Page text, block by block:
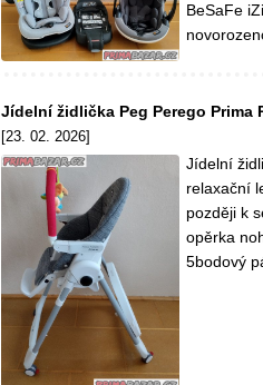
BeSaFe
Jídelní židlička Peg Perego Prima
[23. 02. 2026]
Jídelní
relaxační
později k
opěrka
5bodový